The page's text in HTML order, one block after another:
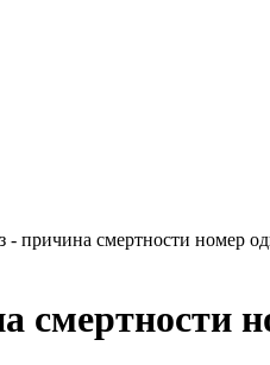
- причина смертности номер
смертности